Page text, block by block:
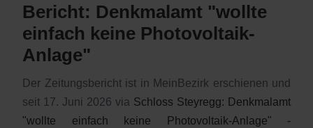
Bericht: Denkmalamt "wollte
einfach keine Photovoltaik-
Anlage"
Der Zeitungsbericht ist in MeinBezirk erschienen und
seit 17. Juni 2026 via Schloss Steyregg: Denkmalamt
"wollte einfach keine Photovoltaik-Anlage" -